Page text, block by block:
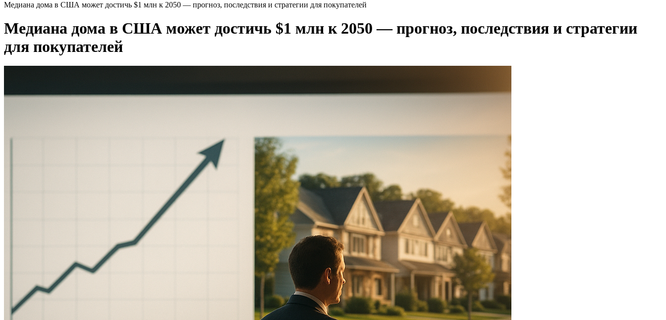
Медиана дома в США может достичь $1 млн к 2050 — прогноз, последствия и стратегии для покупателей
Медиана дома в США может достичь $1 млн к 2050 — прогноз, последствия и стратегии
для покупателей